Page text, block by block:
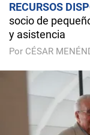
RECURSOS
socio de
y asistencia
Por CÉSAR